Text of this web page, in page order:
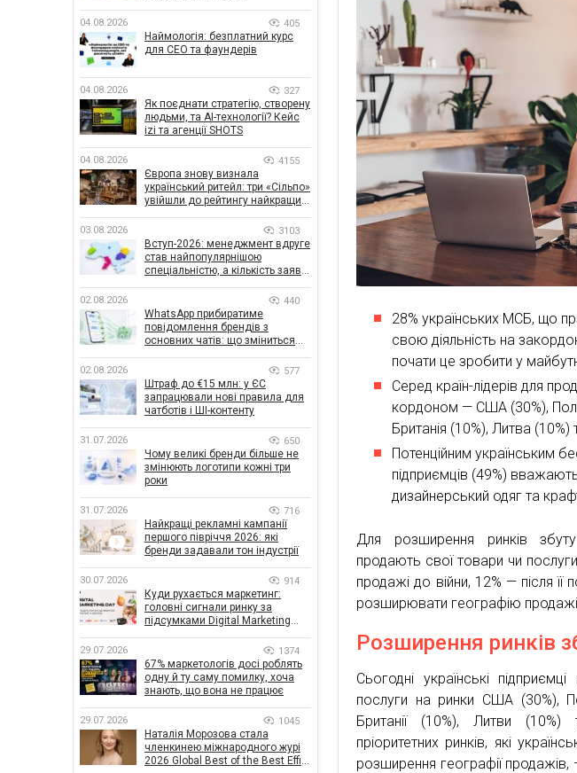
28% українських МСБ, що
свою діяльність на
почати це зробити у
Серед країн-лідерів для
кордоном — США (30%),
Британія (10%), Литва
Потенційним українським
підприємців (49%)
дизайнерський одяг та
Для розширення ринків
продають свої товари чи
продажі до війни, 12% — після
розширювати географію
Розширення ринків
Сьогодні українські
послуги на ринки США (30%),
Британії (10%), Литви
пріоритетних ринків, які
розширення географії
04.08.2026 405
Наймологія: безплатний курс
для CEO та фаундерів
04.08.2026 327
Як поєднати стратегію, створену
людьми, та AI-технології? Кейс
izi та агенції SHOTS
04.08.2026 4155
Європа знову визнала
український ритейл: три «Сільпо»
увійшли до рейтингу найкращих
03.08.2026 3103
Вступ-2026: менеджмент вдруге
став найпопулярнішою
спеціальністю, а кількість заяв
02.08.2026 440
WhatsApp прибиратиме
повідомлення брендів з
основних чатів: що зміниться
02.08.2026 577
Штраф до €15 млн: у ЄС
запрацювали нові правила для
чатботів і ШІ-контенту
31.07.2026 650
Чому великі бренди більше не
змінюють логотипи кожні три
роки
31.07.2026 716
Найкращі рекламні кампанії
першого півріччя 2026: які
бренди задавали тон індустрії
30.07.2026 914
Куди рухається маркетинг:
головні сигнали ринку за
підсумками Digital Marketing
29.07.2026 1374
67% маркетологів досі роблять
одну й ту саму помилку, хоча
знають, що вона не працює
29.07.2026 1045
Наталія Морозова стала
членкинею міжнародного журі
2026 Global Best of the Best Effie